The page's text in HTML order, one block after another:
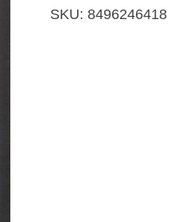
monos
SKU:8496246418